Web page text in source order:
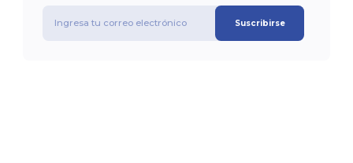
Suscribirse